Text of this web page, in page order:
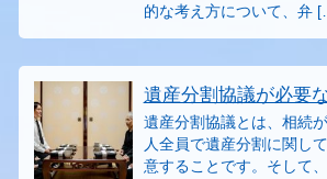
的な考え方について、弁
遺産分割協議が必要
遺産分割協議とは、相続
人全員で遺産分割に関し
意することです。そして